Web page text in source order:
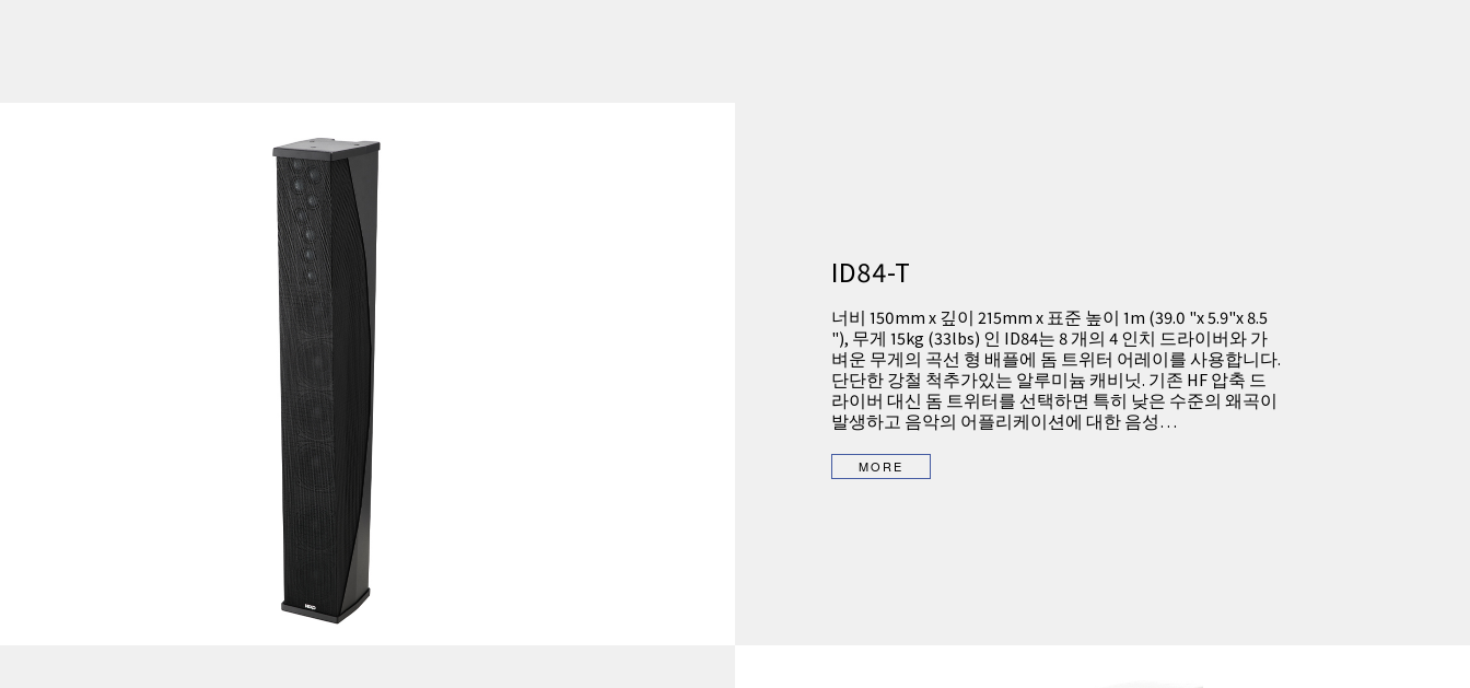
ID84-T
너비 150mm x 깊이 215mm x 표준 높이 1m (39.0 "x 5.9"x 8.5
"), 무게 15kg (33lbs) 인 ID84는 8 개의 4 인치 드라이버와 가
벼운 무게의 곡선 형 배플에 돔 트위터 어레이를 사용합니다.
단단한 강철 척추가있는 알루미늄 캐비닛. 기존 HF 압축 드
라이버 대신 돔 트위터를 선택하면 특히 낮은 수준의 왜곡이
발생하고 음악의 어플리케이션에 대한 음성…